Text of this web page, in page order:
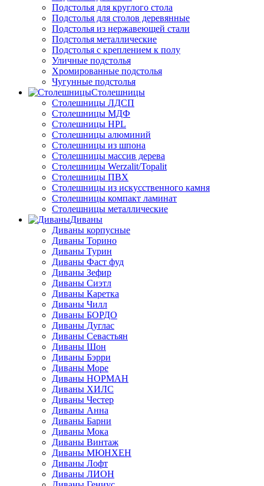
Подстолья для круглого стола
Подстолья для столов деревянные
Подстолья из нержавеющей стали
Подстолья металлические
Подстолья с креплением к полу
Уличные подстолья
Хромированные подстолья
Чугунные подстолья
Столешницы
Столешницы ЛДСП
Столешницы МДФ
Столешницы HPL
Столешницы алюминий
Столешницы из шпона
Столешницы массив дерева
Столешницы Werzalit/Topalit
Столешницы ПВХ
Столешницы из искусственного камня
Столешницы компакт ламинат
Столешницы металлические
Диваны
Диваны корпусные
Диваны Торино
Диваны Турин
Диваны Фаст фуд
Диваны Зефир
Диваны Сиэтл
Диваны Каретка
Диваны Чилл
Диваны БОРДО
Диваны Дуглас
Диваны Севастьян
Диваны Шон
Диваны Бэрри
Диваны Море
Диваны НОРМАН
Диваны ХИЛС
Диваны Честер
Диваны Анна
Диваны Барни
Диваны Мока
Диваны Винтаж
Диваны МЮНХЕН
Диваны Лофт
Диваны ЛИОН